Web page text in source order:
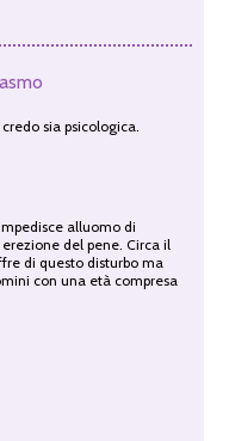
sia psicologica.
alluomo di
del pene. Circa il
di questo disturbo ma
con una età compresa